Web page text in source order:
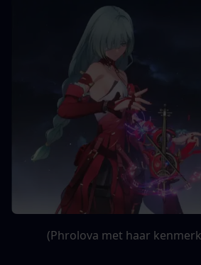
(Phrolova met haar